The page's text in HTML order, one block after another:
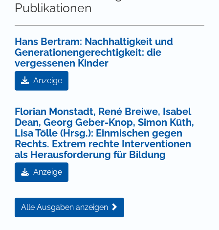
Publikationen
Hans Bertram: Nachhaltigkeit und
Generationengerechtigkeit: die
vergessenen Kinder
Anzeige
Florian Monstadt, René Breiwe, Isabel
Dean, Georg Geber-Knop, Simon Küth,
Lisa Tölle (Hrsg.): Einmischen gegen
Rechts. Extrem rechte Interventionen
als Herausforderung für Bildung
Anzeige
Alle Ausgaben anzeigen